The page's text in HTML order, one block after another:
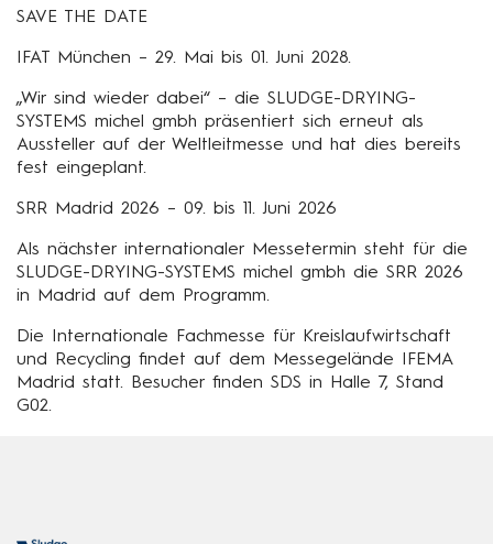
SAVE THE DATE
IFAT München – 29. Mai bis 01. Juni 2028.
„Wir sind wieder dabei“ – die SLUDGE-DRYING-
SYSTEMS michel gmbh präsentiert sich erneut als
Aussteller auf der Weltleitmesse und hat dies bereits
fest eingeplant.
SRR Madrid 2026 – 09. bis 11. Juni 2026
Als nächster internationaler Messetermin steht für die
SLUDGE-DRYING-SYSTEMS michel gmbh die SRR 2026
in Madrid auf dem Programm.
Die Internationale Fachmesse für Kreislaufwirtschaft
und Recycling findet auf dem Messegelände IFEMA
Madrid statt. Besucher finden SDS in Halle 7, Stand
G02.